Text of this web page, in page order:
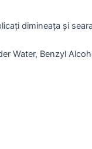
dimineața și
Water, Benzyl